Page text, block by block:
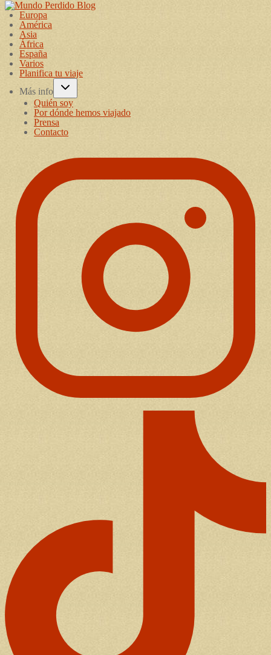
Europa
América
Asia
África
España
Varios
Planifica tu viaje
Más info
Quién soy
Por dónde hemos viajado
Prensa
Contacto